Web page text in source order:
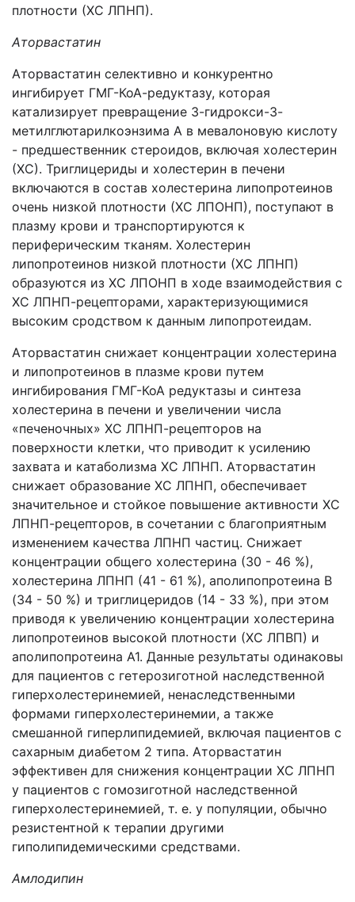
плотности (ХС ЛПНП).
Аторвастатин
Аторвастатин селективно и конкурентно
ингибирует ГМГ-КоА-редуктазу, которая
катализирует превращение 3-гидрокси-3-
метилглютарилкоэнзима А в мевалоновую кислоту
- предшественник стероидов, включая холестерин
(ХС). Триглицериды и холестерин в печени
включаются в состав холестерина липопротеинов
очень низкой плотности (ХС ЛПОНП), поступают в
плазму крови и транспортируются к
периферическим тканям. Холестерин
липопротеинов низкой плотности (ХС ЛПНП)
образуются из ХС ЛПОНП в ходе взаимодействия с
ХС ЛПНП-рецепторами, характеризующимися
высоким сродством к данным липопротеидам.
Аторвастатин снижает концентрации холестерина
и липопротеинов в плазме крови путем
ингибирования ГМГ-КоА редуктазы и синтеза
холестерина в печени и увеличении числа
«печеночных» ХС ЛПНП-рецепторов на
поверхности клетки, что приводит к усилению
захвата и катаболизма ХС ЛПНП. Аторвастатин
снижает образование ХС ЛПНП, обеспечивает
значительное и стойкое повышение активности ХС
ЛПНП-рецепторов, в сочетании с благоприятным
изменением качества ЛПНП частиц. Снижает
концентрации общего холестерина (30 - 46 %),
холестерина ЛПНП (41 - 61 %), аполипопротеина В
(34 - 50 %) и триглицеридов (14 - 33 %), при этом
приводя к увеличению концентрации холестерина
липопротеинов высокой плотности (ХС ЛПВП) и
аполипопротеина А1. Данные результаты одинаковы
для пациентов с гетерозиготной наследственной
гиперхолестеринемией, ненаследственными
формами гиперхолестеринемии, а также
смешанной гиперлипидемией, включая пациентов с
сахарным диабетом 2 типа. Аторвастатин
эффективен для снижения концентрации ХС ЛПНП
у пациентов с гомозиготной наследственной
гиперхолестеринемией, т. е. у популяции, обычно
резистентной к терапии другими
гиполипидемическими средствами.
Амлодипин